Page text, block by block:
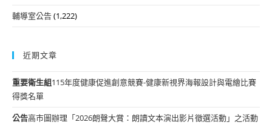
輔導室公告(1,222)
近期文章
重要衛生組115年度健康促進創意競賽-健康新視界海報設計與電繪比賽
得獎名單
公告高市圖辦理「2026朗聲大賞：朗讀文本演出影片徵選活動」之活動